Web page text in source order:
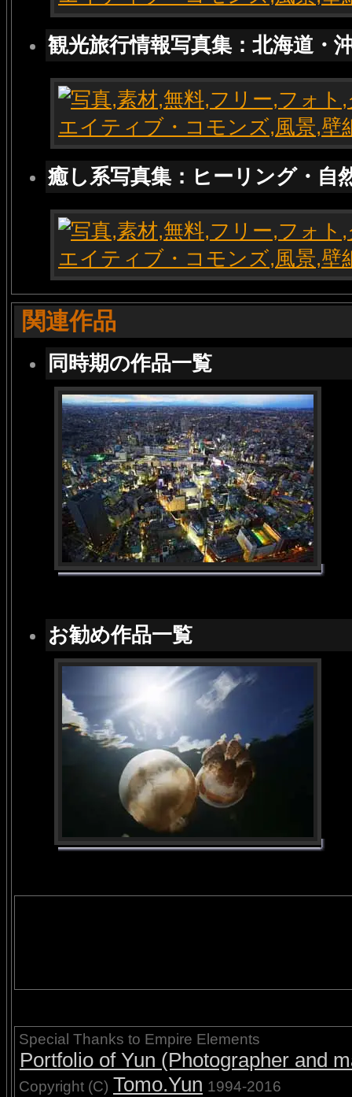
観光旅行情報写真集：北海道・
癒し系写真集：ヒーリング・自
関連作品
同時期の作品一覧
お勧め作品一覧
Special Thanks to Empire Elements
Portfolio of Yun (Photographer and
Copyright (C) Tomo.Yun 1994-2016